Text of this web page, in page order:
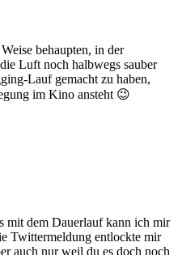
behaupten, in der
Luft noch halbwegs sauber
Lauf gemacht zu haben,
im Kino ansteht 😉
mit dem Dauerlauf kann ich mir
Twittermeldung entlockte mir
auch nur weil du es doch noch